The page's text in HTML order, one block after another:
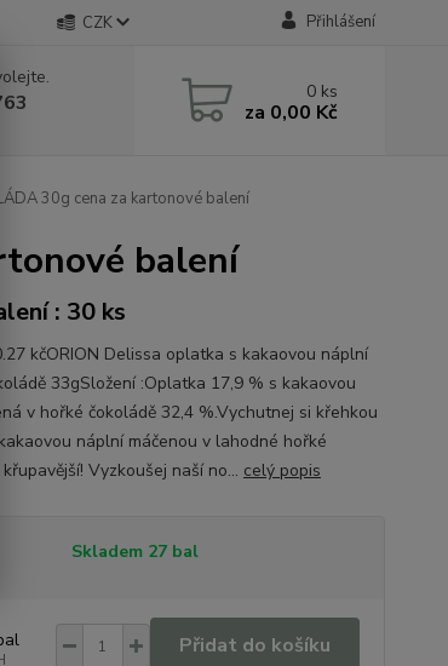
CZK Přihlášení
0 ks
za 0,00 Kč
30g cena za kartonové balení
balení
: 30 ks
kčORION Delissa oplatka s kakaovou náplní
33gSložení :Oplatka 17,9 % s kakaovou
v hořké čokoládě 32,4 %.Vychutnej si křehkou
náplní máčenou v lahodné hořké
křupavější! Vyzkoušej naší no... celý popis
Skladem 27 bal
Přidat do košíku